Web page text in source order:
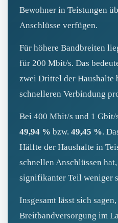
Bewohner in Teistungen
Anschlüsse verfügen.
Für höhere Bandbreiten
für 200 Mbit/s. Das
zwei Drittel der Haushalte
schnelleren Verbindung
Bei 400 Mbit/s und 1 Gbit/
49,94 % bzw. 49,45 %.
Hälfte der Haushalte in
schnellen Anschlüssen
signifikanter Teil weniger
Insgesamt lässt sich sagen,
Breitbandversorgung im